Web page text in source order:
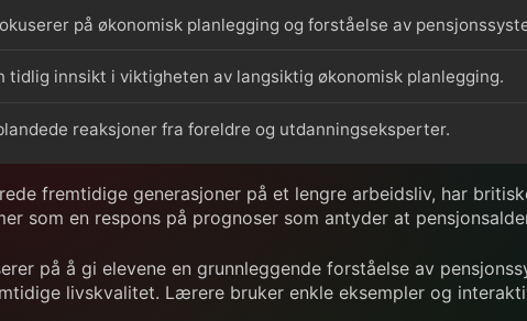
på økonomisk planlegging og forståelse av
tidlig innsikt i viktigheten av langsiktig økonomisk planlegging.
reaksjoner fra foreldre og utdanningseksperter.
fremtidige generasjoner på et lengre arbeidsliv, har
som en respons på prognoser som antyder at
på å gi elevene en grunnleggende forståelse av
livskvalitet. Lærere bruker enkle eksempler og